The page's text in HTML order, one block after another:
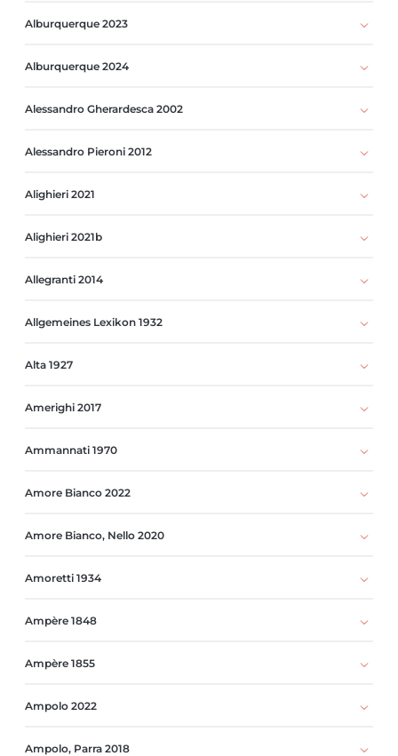
Alburquerque 2023
Alburquerque 2024
Alessandro Gherardesca 2002
Alessandro Pieroni 2012
Alighieri 2021
Alighieri 2021b
Allegranti 2014
Allgemeines Lexikon 1932
Alta 1927
Amerighi 2017
Ammannati 1970
Amore Bianco 2022
Amore Bianco, Nello 2020
Amoretti 1934
Ampère 1848
Ampère 1855
Ampolo 2022
Ampolo, Parra 2018